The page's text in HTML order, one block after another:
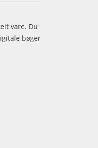
vare. Du
bøger